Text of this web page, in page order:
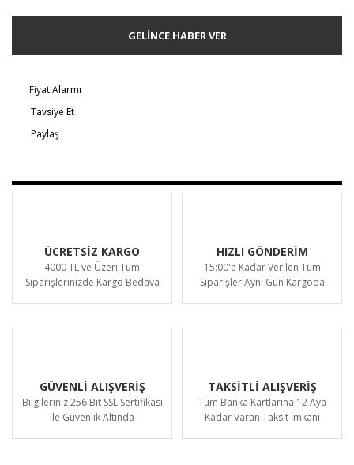
GELİNCE HABER VER
Fiyat Alarmı
Tavsiye Et
Paylaş
ÜCRETSİZ KARGO
4000 TL ve Üzeri Tüm
Siparişlerinizde Kargo Bedava
HIZLI GÖNDERİM
15:00'a Kadar Verilen Tüm
Siparişler Aynı Gün Kargoda
GÜVENLİ ALIŞVERİŞ
Bilgileriniz 256 Bit SSL Sertifikası
ile Güvenlik Altında
TAKSİTLİ ALIŞVERİŞ
Tüm Banka Kartlarına 12 Aya
Kadar Varan Taksit İmkanı